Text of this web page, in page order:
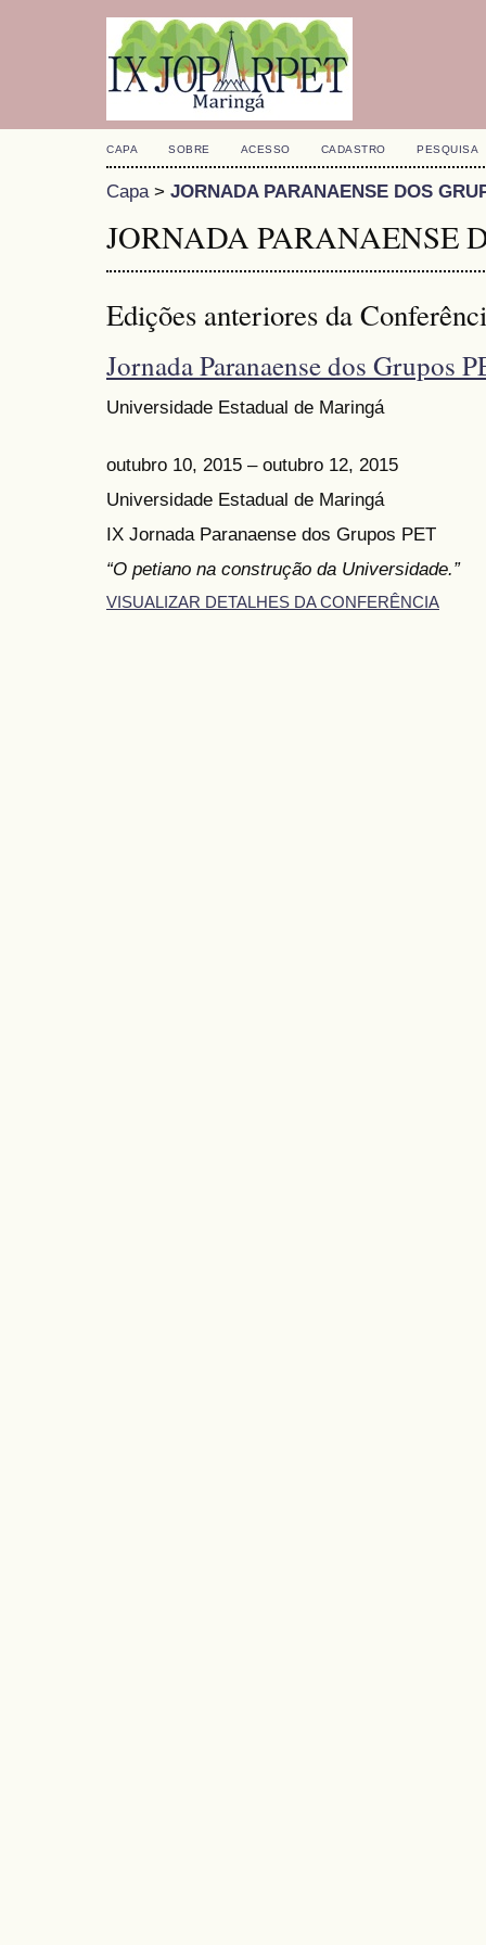
CAPA SOBRE ACESSO CADASTRO PESQUISA
Capa> JORNADA PARANAENSE DOS
JORNADA PARANAENSE
Edições anteriores da
Jornada Paranaense dos Grupos
Universidade Estadual de Maringá
outubro 10, 2015 – outubro 12, 2015
Universidade Estadual de Maringá
IX Jornada Paranaense dos Grupos PET
“O petiano na construção da Universidade.”
VISUALIZAR DETALHES DA CONFERÊNCIA